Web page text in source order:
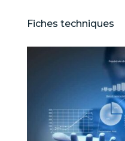
Fiches techniques